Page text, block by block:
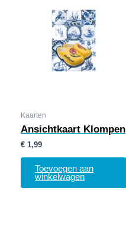
Kaarten
Ansichtkaart Klompen
€ 1,99
Toevoegen aan
winkelwagen